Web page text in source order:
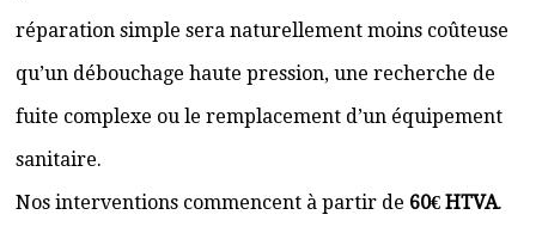
réparation simple sera naturellement moins coûteuse
qu’un débouchage haute pression, une recherche de
fuite complexe ou le remplacement d’un équipement
sanitaire.
Nos interventions commencent à partir de 60€ HTVA.